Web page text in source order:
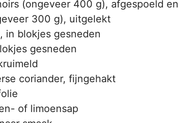
(ongeveer 400 g), afgespoeld
300 g), uitgelekt
in blokjes gesneden
gesneden
coriander, fijngehakt
of limoensap